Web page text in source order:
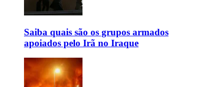
Saiba quais são os grupos armados
apoiados pelo Irã no Iraque